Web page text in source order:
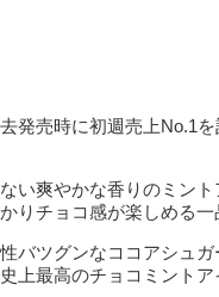
発売時に初週売上No.1
い爽やかな香りのミン
りチョコ感が楽しめる一
バツグンなココアシュ
上最高のチョコミントア